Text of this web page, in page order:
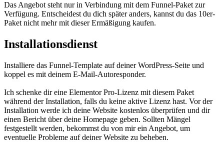
Das Angebot steht nur in Verbindung mit dem Funnel-Paket zur
Verfügung. Entscheidest du dich später anders, kannst du das 10er-
Paket nicht mehr mit dieser Ermäßigung kaufen.
Installationsdienst
Installiere das Funnel-Template auf deiner WordPress-Seite und
koppel es mit deinem E-Mail-Autoresponder.
Ich schenke dir eine Elementor Pro-Lizenz mit diesem Paket
während der Installation, falls du keine aktive Lizenz hast. Vor der
Installation werde ich deine Website kostenlos überprüfen und dir
einen Bericht über deine Homepage geben. Sollten Mängel
festgestellt werden, bekommst du von mir ein Angebot, um
eventuelle Probleme auf deiner Website zu beheben.